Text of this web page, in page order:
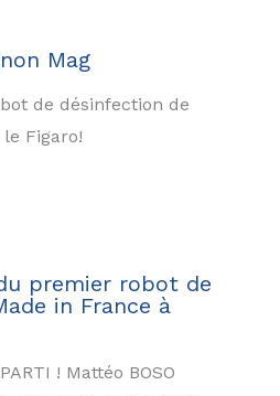
Mag
de désinfection de
Figaro!
premier robot de
in France à
! Mattéo BOSO